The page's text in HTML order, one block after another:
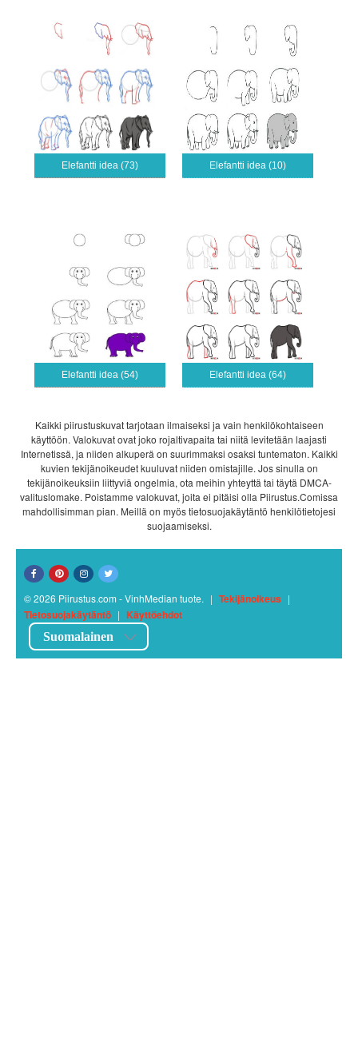
Elefantti idea (73) Elefantti idea (10)
Elefantti idea (54) Elefantti idea (64)
Kaikki piirustuskuvat tarjotaan ilmaiseksi ja vain henkilökohtaiseen
käyttöön. Valokuvat ovat joko rojaltivapaita tai niitä levitetään laajasti
Internetissä, ja niiden alkuperä on suurimmaksi osaksi tuntematon. Kaikki
kuvien tekijänoikeudet kuuluvat niiden omistajille. Jos sinulla on
tekijänoikeuksiin liittyviä ongelmia, ota meihin yhteyttä tai täytä DMCA-
valituslomake. Poistamme valokuvat, joita ei pitäisi olla Piirustus.Comissa
mahdollisimman pian. Meillä on myös tietosuojakäytäntö henkilötietojesi
suojaamiseksi.
© 2026 Piirustus.com - VinhMedian tuote. | Tekijänoikeus |
Tietosuojakäytäntö | Käyttöehdot
Suomalainen